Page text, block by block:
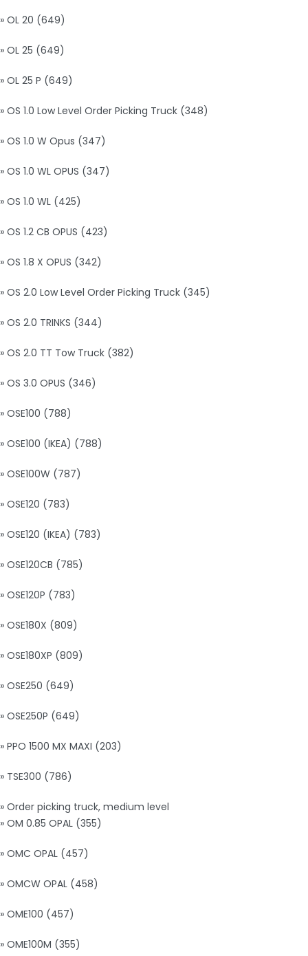
» OL 20 (649)
» OL 25 (649)
» OL 25 P (649)
» OS 1.0 Low Level Order Picking Truck (348)
» OS 1.0 W Opus (347)
» OS 1.0 WL OPUS (347)
» OS 1.0 WL (425)
» OS 1.2 CB OPUS (423)
» OS 1.8 X OPUS (342)
» OS 2.0 Low Level Order Picking Truck (345)
» OS 2.0 TRINKS (344)
» OS 2.0 TT Tow Truck (382)
» OS 3.0 OPUS (346)
» OSE100 (788)
» OSE100 (IKEA) (788)
» OSE100W (787)
» OSE120 (783)
» OSE120 (IKEA) (783)
» OSE120CB (785)
» OSE120P (783)
» OSE180X (809)
» OSE180XP (809)
» OSE250 (649)
» OSE250P (649)
» PPO 1500 MX MAXI (203)
» TSE300 (786)
» Order picking truck, medium level
» OM 0.85 OPAL (355)
» OMC OPAL (457)
» OMCW OPAL (458)
» OME100 (457)
» OME100M (355)